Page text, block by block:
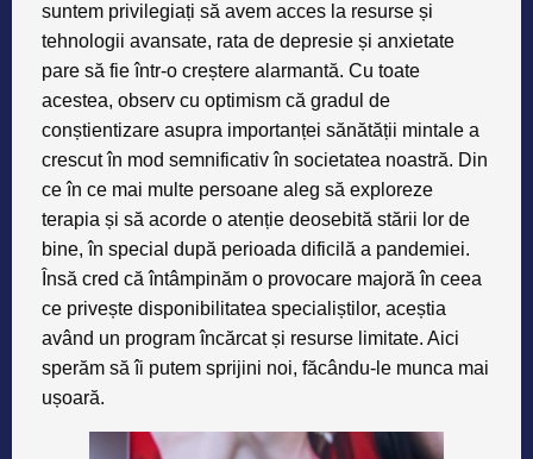
suntem privilegiați să avem acces la resurse și
tehnologii avansate, rata de depresie și anxietate
pare să fie într-o creștere alarmantă. Cu toate
acestea, observ cu optimism că gradul de
conștientizare asupra importanței sănătății mintale a
crescut în mod semnificativ în societatea noastră. Din
ce în ce mai multe persoane aleg să exploreze
terapia și să acorde o atenție deosebită stării lor de
bine, în special după perioada dificilă a pandemiei.
Însă cred că întâmpinăm o provocare majoră în ceea
ce privește disponibilitatea specialiștilor, aceștia
având un program încărcat și resurse limitate. Aici
sperăm să îi putem sprijini noi, făcându-le munca mai
ușoară.